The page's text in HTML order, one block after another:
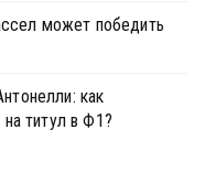
может победить
как
титул в Ф1?